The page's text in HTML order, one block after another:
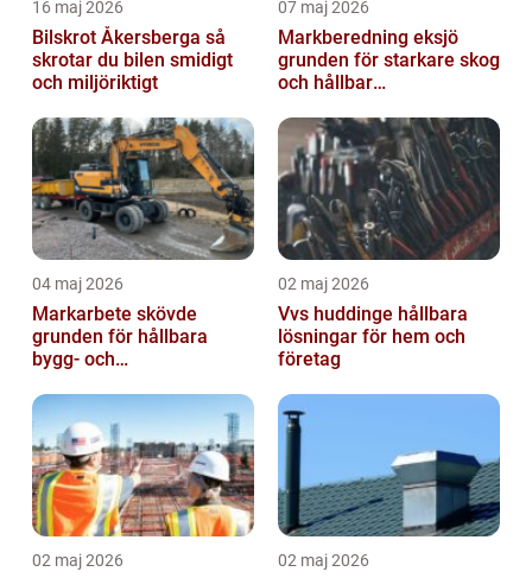
16 maj 2026
Bilskrot Åkersberga så
skrotar du bilen smidigt
och miljöriktigt
07 maj 2026
Markberedning eksjö
grunden för starkare skog
och hållbar
04 maj 2026
Markarbete skövde
grunden för hållbara
bygg- och
02 maj 2026
Vvs huddinge hållbara
lösningar för hem och
företag
02 maj 2026 02 maj 2026